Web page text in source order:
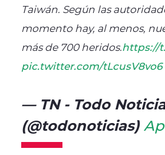
Taiwán. Según las
momento hay, al menos,
más de 700 heridos.https://
pic.twitter.com/tLcusV8vo6
— TN - Todo
(@todonoticias)